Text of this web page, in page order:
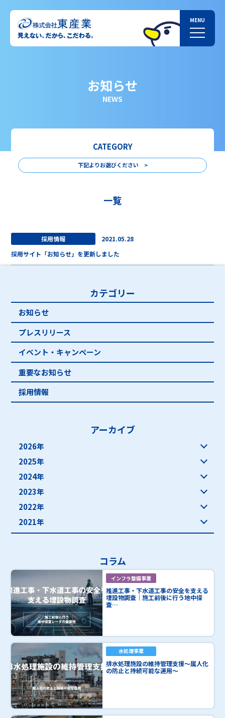
お知らせ
NEWS
CATEGORY
下記よりお選びください >
一覧
採用情報
2021.05.28
採用サイト「お知らせ」を更新しました
カテゴリー
お知らせ
プレスリリース
イベント・キャンペーン
重要なお知らせ
採用情報
アーカイブ
2026年
2025年
2024年
2023年
2022年
2021年
コラム
インフラ整備事業
推進工事・下水道工事の安全を支える
埋設物調査｜施工前後に行う地中探
査…
水処理事業
排水処理施設の維持管理支援～属人化
の防止と持続可能な運用～